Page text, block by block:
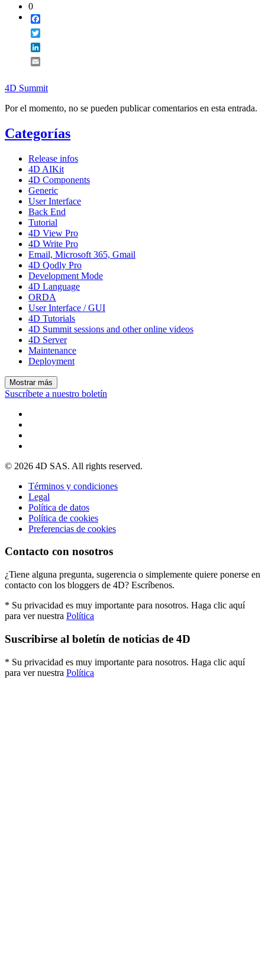
0
4D Summit
Por el momento, no se pueden publicar comentarios en esta entrada.
Categorías
Release infos
4D AIKit
4D Components
Generic
User Interface
Back End
Tutorial
4D View Pro
4D Write Pro
Email, Microsoft 365, Gmail
4D Qodly Pro
Development Mode
4D Language
ORDA
User Interface / GUI
4D Tutorials
4D Summit sessions and other online videos
4D Server
Maintenance
Deployment
Mostrar más
Suscríbete a nuestro boletín
© 2026 4D SAS. All rights reserved.
Términos y condiciones
Legal
Política de datos
Política de cookies
Preferencias de cookies
Contacto con nosotros
¿Tiene alguna pregunta, sugerencia o simplemente quiere ponerse en
contacto con los bloggers de 4D? Escríbenos.
* Su privacidad es muy importante para nosotros. Haga clic aquí
para ver nuestra Política
Suscribirse al boletín de noticias de 4D
* Su privacidad es muy importante para nosotros. Haga clic aquí
para ver nuestra Política